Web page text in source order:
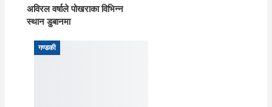
अविरल वर्षाले पोखराका विभिन्न
स्थान डुबानमा
गण्डकी